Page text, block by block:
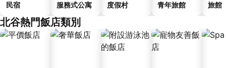
民宿 服務式公寓 度假村 青年旅館 旅館
北谷熱門飯店類別